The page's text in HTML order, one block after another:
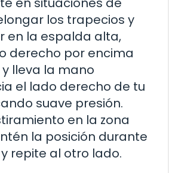
los trapecios y
en la espalda alta,
derecho por encima
lleva la mano
el lado derecho de tu
suave presión.
en la zona
la posición durante
repite al otro lado.